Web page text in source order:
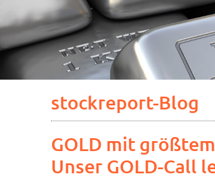
stockreport-Blog
GOLD mit
Unser GOLD-Call